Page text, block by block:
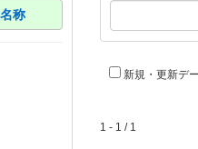
称
新規・更新デ
1 - 1 / 1